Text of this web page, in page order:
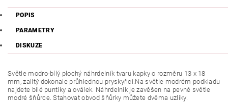
POPIS
PARAMETRY
DISKUZE
Světle modro-bílý plochý náhrdelník tvaru kapky o rozměru 13 x 18
mm, zalitý dokonale průhlednou pryskyřicí.Na světle modrém podkladu
najdete bílé puntíky a oválek. Náhrdelník je zavěšen na pevné světle
modré šňůrce. Stahovat obvod šňůrky můžete dvěma uzlíky.